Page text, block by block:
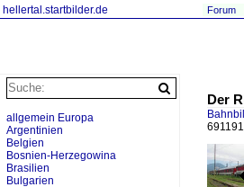
hellertal.startbilder.de Forum
Der
allgemein Europa
Argentinien
Belgien
Bosnien-Herzegowina
Brasilien
Bulgarien